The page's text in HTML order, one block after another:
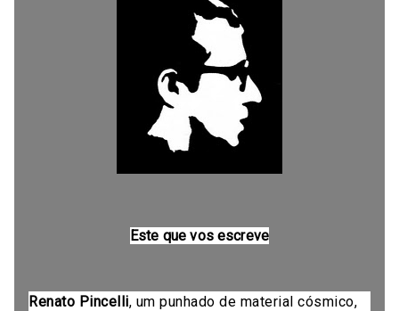
Este que vos escreve
Renato Pincelli, um punhado de material cósmico,